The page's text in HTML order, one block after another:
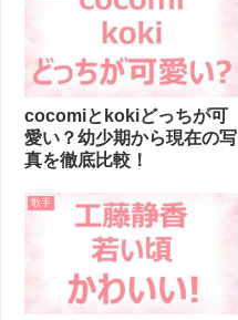
cocomiとkokiどっちが可
愛い？幼少期から現在の写
真を徹底比較！
歌手